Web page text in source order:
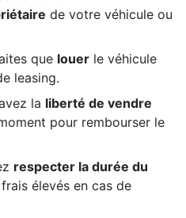
de votre véhicule ou
que louer le véhicule
leasing.
la liberté de vendre
pour rembourser le
respecter la durée du
élevés en cas de